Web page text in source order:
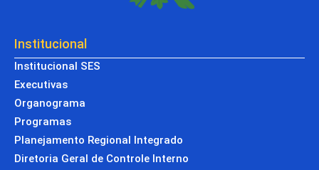
Institucional
Institucional SES
Executivas
Organograma
Programas
Planejamento Regional Integrado
Diretoria Geral de Controle Interno